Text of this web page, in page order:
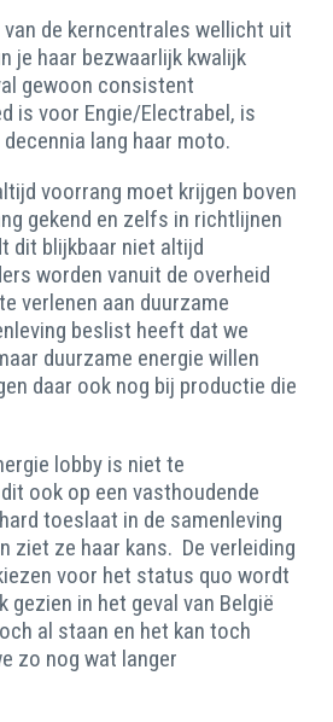
de kerncentrales wellicht uit
je haar bezwaarlijk kwalijk
gewoon consistent
is voor Engie/Electrabel, is
lang haar moto.
voorrang moet krijgen boven
gekend en zelfs in richtlijnen
dit blijkbaar niet altijd
worden vanuit de overheid
verlenen aan duurzame
beslist heeft dat we
duurzame energie willen
daar ook nog bij productie die
lobby is niet te
ook op een vasthoudende
toeslaat in de samenleving
ziet ze haar kans. De verleiding
voor het status quo wordt
gezien in het geval van België
al staan en het kan toch
zo nog wat langer